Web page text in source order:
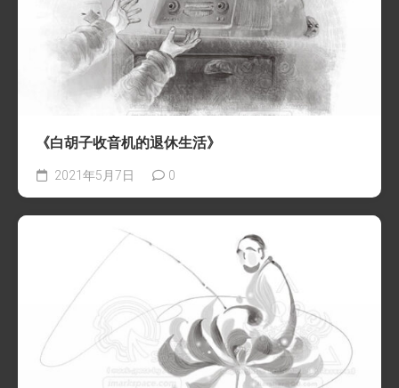
《白胡子收音机的退休生活》
2021年5月7日 0